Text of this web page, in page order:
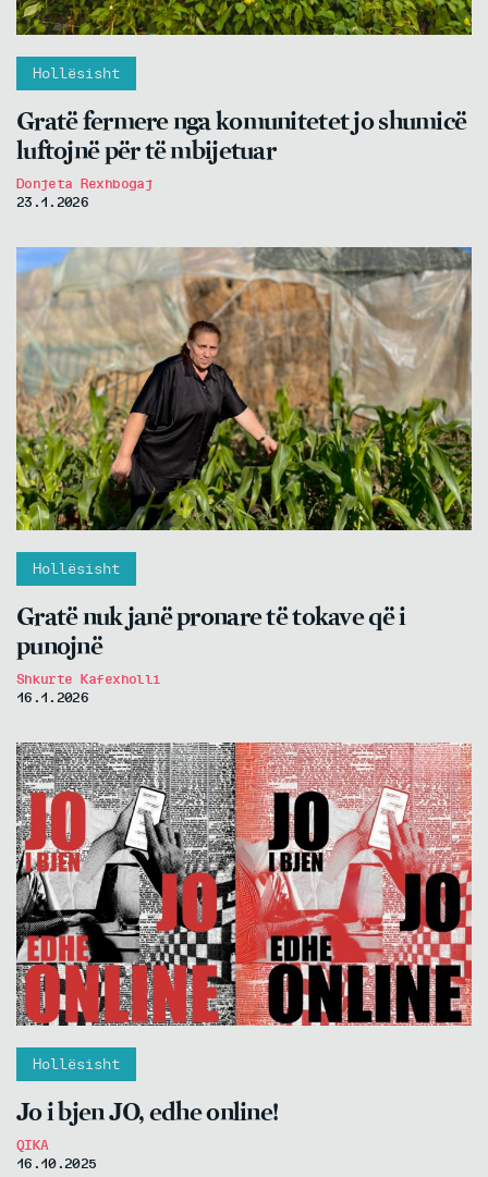
Hollësisht
Gratë fermere nga komunitetet jo shumicë
luftojnë për të mbijetuar
Donjeta Rexhbogaj
23.1.2026
Hollësisht
Gratë nuk janë pronare të tokave që i
punojnë
Shkurte Kafexholli
16.1.2026
Hollësisht
Jo i bjen JO, edhe online!
QIKA
16.10.2025